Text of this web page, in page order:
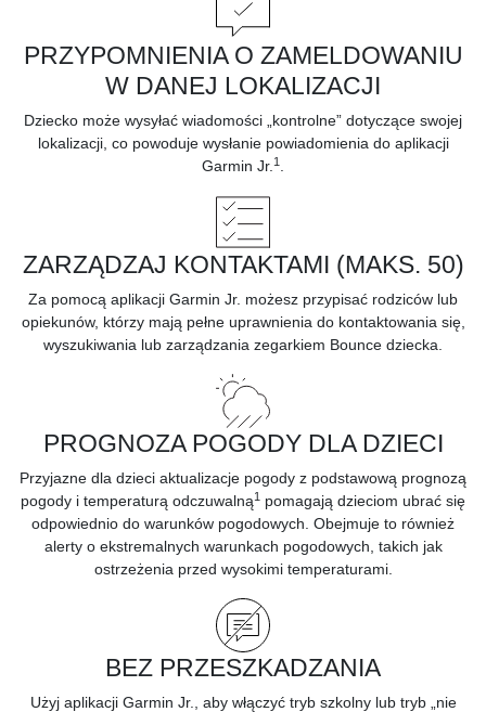
PRZYPOMNIENIA O ZAMELDOWANIU
W DANEJ LOKALIZACJI
Dziecko może wysyłać wiadomości „kontrolne” dotyczące swojej
lokalizacji, co powoduje wysłanie powiadomienia do aplikacji
Garmin Jr. 1
ZARZĄDZAJ KONTAKTAMI (MAKS. 50)
Za pomocą aplikacji Garmin Jr. możesz przypisać rodziców lub
opiekunów, którzy mają pełne uprawnienia do kontaktowania się,
wyszukiwania lub zarządzania zegarkiem Bounce dziecka.
PROGNOZA POGODY DLA DZIECI
Przyjazne dla dzieci aktualizacje pogody z podstawową prognozą
pogody i temperaturą odczuwalną1 pomagają dzieciom ubrać się
odpowiednio do warunków pogodowych. Obejmuje to również
alerty o ekstremalnych warunkach pogodowych, takich jak
ostrzeżenia przed wysokimi temperaturami.
BEZ PRZESZKADZANIA
Użyj aplikacji Garmin Jr., aby włączyć tryb szkolny lub tryb „nie